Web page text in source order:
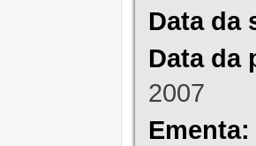
Data da
Data da
2007
Ementa: